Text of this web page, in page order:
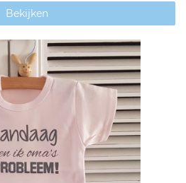
Bekijken